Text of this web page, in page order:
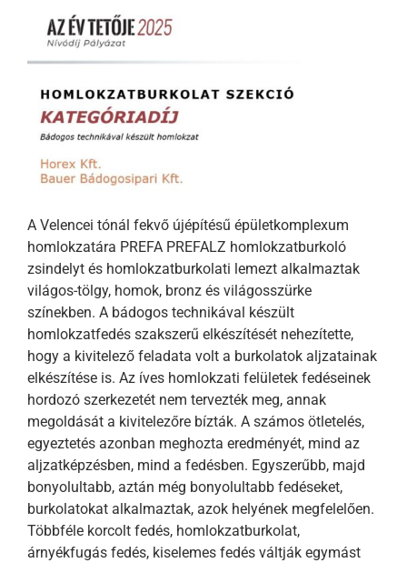
A Velencei tónál fekvő újépítésű épületkomplexum
homlokzatára PREFA PREFALZ homlokzatburkoló
zsindelyt és homlokzatburkolati lemezt alkalmaztak
világos-tölgy, homok, bronz és világosszürke
színekben. A bádogos technikával készült
homlokzatfedés szakszerű elkészítését nehezítette,
hogy a kivitelező feladata volt a burkolatok aljzatainak
elkészítése is. Az íves homlokzati felületek fedéseinek
hordozó szerkezetét nem tervezték meg, annak
megoldását a kivitelezőre bízták. A számos ötletelés,
egyeztetés azonban meghozta eredményét, mind az
aljzatképzésben, mind a fedésben. Egyszerűbb, majd
bonyolultabb, aztán még bonyolultabb fedéseket,
burkolatokat alkalmaztak, azok helyének megfelelően.
Többféle korcolt fedés, homlokzatburkolat,
árnyékfugás fedés, kiselemes fedés váltják egymást